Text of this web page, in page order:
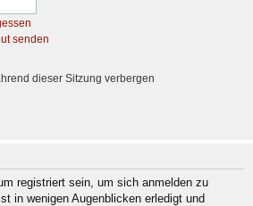
senden
dieser Sitzung verbergen
registriert sein, um sich anmelden zu
in wenigen Augenblicken erledigt und